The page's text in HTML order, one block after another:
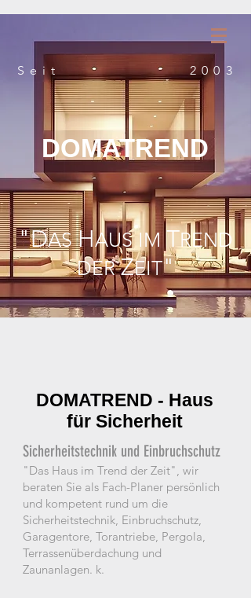
Seit 2003
DOMATREND
"DASHAUS IM TREND
DERZEIT"
DOMATREND - Haus
für Sicherheit
Sicherheitstechnik und Einbruchschutz
"Das Haus im Trend der Zeit", wir
beraten Sie als Fach-Planer persönlich
und kompetent rund um die
Sicherheitstechnik, Einbruchschutz,
Garagentore, Torantriebe, Pergola,
Terrassenüberdachung und
Zaunanlagen. k.